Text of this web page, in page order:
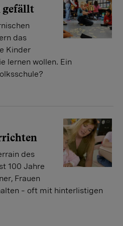
gefällt
das
Kinder
lernen wollen. Ein
des
100 Jahre
Frauen
– oft mit hinterlistigen